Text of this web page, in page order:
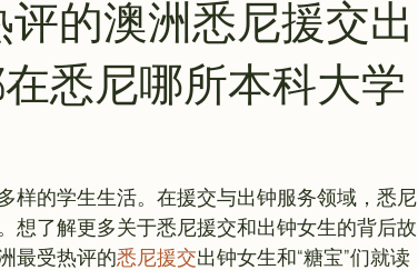
程 灵感库
的澳洲悉尼援交出
悉尼哪所本科大学
样的学生生活。在援交与出钟服务领域，悉尼
想了解更多关于悉尼援交和出钟女生的背后故
最受热评的悉尼援交出钟女生和“糖宝”们就读